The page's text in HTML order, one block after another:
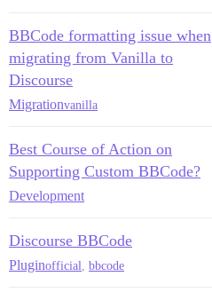
BBCode formatting issue when
migrating from Vanilla to
Discourse
Migrationvanilla
Best Course of Action on
Supporting Custom BBCode?
Development
Discourse BBCode
Pluginofficial bbcode